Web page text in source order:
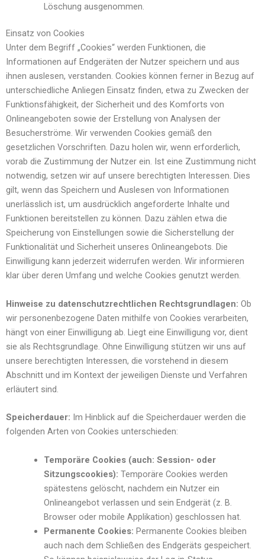
Löschung ausgenommen.
Einsatz von Cookies
Unter dem Begriff „Cookies“ werden Funktionen, die
Informationen auf Endgeräten der Nutzer speichern und aus
ihnen auslesen, verstanden. Cookies können ferner in Bezug auf
unterschiedliche Anliegen Einsatz finden, etwa zu Zwecken der
Funktionsfähigkeit, der Sicherheit und des Komforts von
Onlineangeboten sowie der Erstellung von Analysen der
Besucherströme. Wir verwenden Cookies gemäß den
gesetzlichen Vorschriften. Dazu holen wir, wenn erforderlich,
vorab die Zustimmung der Nutzer ein. Ist eine Zustimmung nicht
notwendig, setzen wir auf unsere berechtigten Interessen. Dies
gilt, wenn das Speichern und Auslesen von Informationen
unerlässlich ist, um ausdrücklich angeforderte Inhalte und
Funktionen bereitstellen zu können. Dazu zählen etwa die
Speicherung von Einstellungen sowie die Sicherstellung der
Funktionalität und Sicherheit unseres Onlineangebots. Die
Einwilligung kann jederzeit widerrufen werden. Wir informieren
klar über deren Umfang und welche Cookies genutzt werden.
Hinweise zu datenschutzrechtlichen Rechtsgrundlagen: Ob
wir personenbezogene Daten mithilfe von Cookies verarbeiten,
hängt von einer Einwilligung ab. Liegt eine Einwilligung vor, dient
sie als Rechtsgrundlage. Ohne Einwilligung stützen wir uns auf
unsere berechtigten Interessen, die vorstehend in diesem
Abschnitt und im Kontext der jeweiligen Dienste und Verfahren
erläutert sind.
Speicherdauer: Im Hinblick auf die Speicherdauer werden die
folgenden Arten von Cookies unterschieden:
Temporäre Cookies (auch: Session- oder
Sitzungscookies): Temporäre Cookies werden
spätestens gelöscht, nachdem ein Nutzer ein
Onlineangebot verlassen und sein Endgerät (z. B.
Browser oder mobile Applikation) geschlossen hat.
Permanente Cookies: Permanente Cookies bleiben
auch nach dem Schließen des Endgeräts gespeichert.